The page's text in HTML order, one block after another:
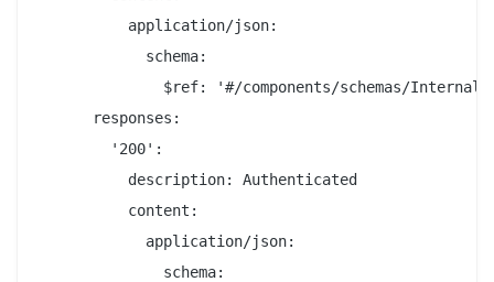
          application/json:
            schema:
$ref: '#/components/schemas/
      responses:
        '200':
          description: Authenticated
          content:
            application/json:
              schema: